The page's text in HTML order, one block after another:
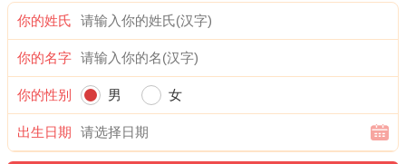
你的姓氏
你的名字
你的性别 男 女
出生日期